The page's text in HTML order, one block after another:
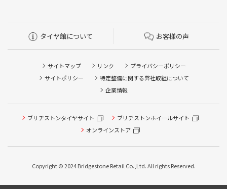
タイヤ館について お客様の声
サイトマップ リンク
プライバシーポリシー
サイトポリシー
特定整備に関する弊社取組について
企業情報
ブリヂストンタイヤサイト
ブリヂストンホイールサイト
オンラインストア
Copyright © 2024 Bridgestone Retail Co.,Ltd. All rights Reserved.
タイヤ点検・安全点検/タイヤ履き替え/オイル交換/その他
ピット作業の予約
本日のタイヤ履き替え順番待ち予約 ※クローク契約会員の